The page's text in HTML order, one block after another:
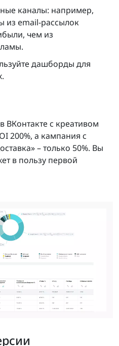
каналы: например,
из email-рассылок
чем из
дашборды для
ВКонтакте с креативом
200%, а кампания с
– только 50%. Вы
в пользу первой